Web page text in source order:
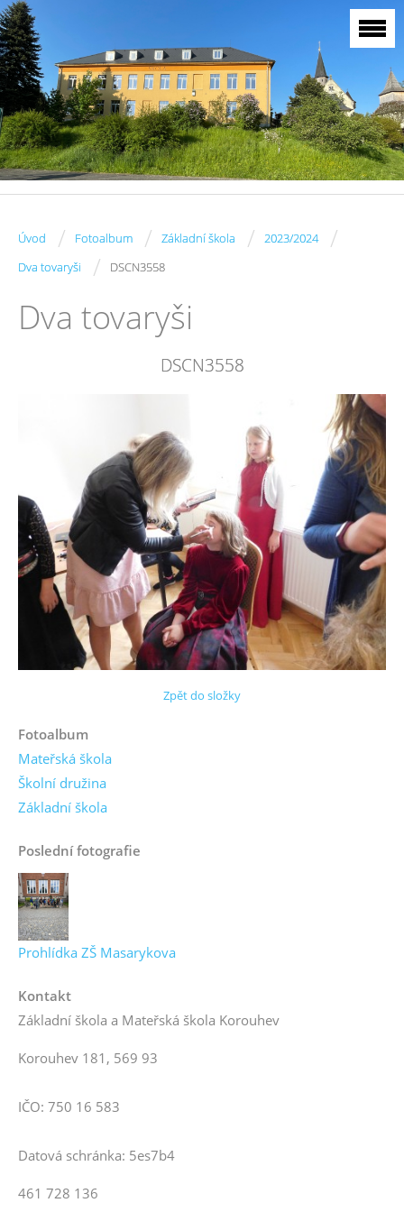
Úvod / Fotoalbum / Základní škola / 2023/2024 /
Dva tovaryši / DSCN3558
Dva tovaryši
DSCN3558
Zpět do složky
Fotoalbum
Mateřská škola
Školní družina
Základní škola
Poslední fotografie
Prohlídka ZŠ Masarykova
Kontakt
Základní škola a Mateřská škola Korouhev
Korouhev 181, 569 93
IČO: 750 16 583
Datová schránka: 5es7b4
461 728 136